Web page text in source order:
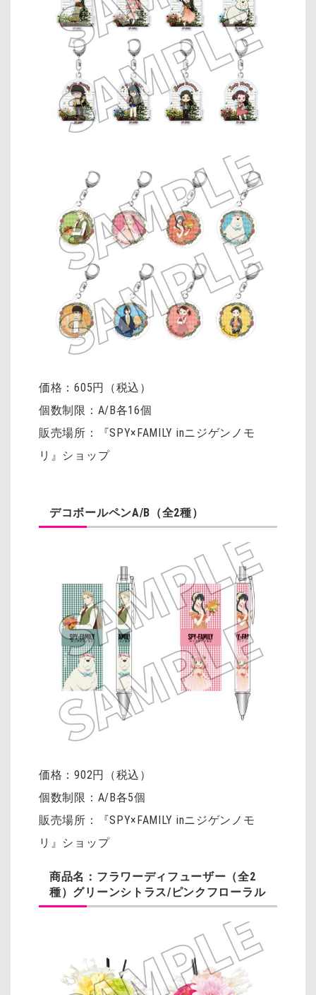
価格：605円（税込）
個数制限：A/B各16個
販売場所：『SPY×FAMILY inニジゲンノモ
リ』ショップ
デコボールペンA/B（全2種）
価格：902円（税込）
個数制限：A/B各5個
販売場所：『SPY×FAMILY inニジゲンノモ
リ』ショップ
商品名：フラワーディフューザー（全2
種）グリーンシトラス/ピンクフローラル